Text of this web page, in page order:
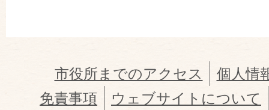
市役所までのアクセス
個人情
免責事項
ウェブサイトについて